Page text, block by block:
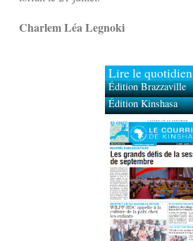
Charlem Léa Legnoki
Lire le quotidien
Édition Brazzaville
Édition Kinshasa